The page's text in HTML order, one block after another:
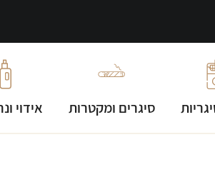
סיגרים ומקטרות אידוי